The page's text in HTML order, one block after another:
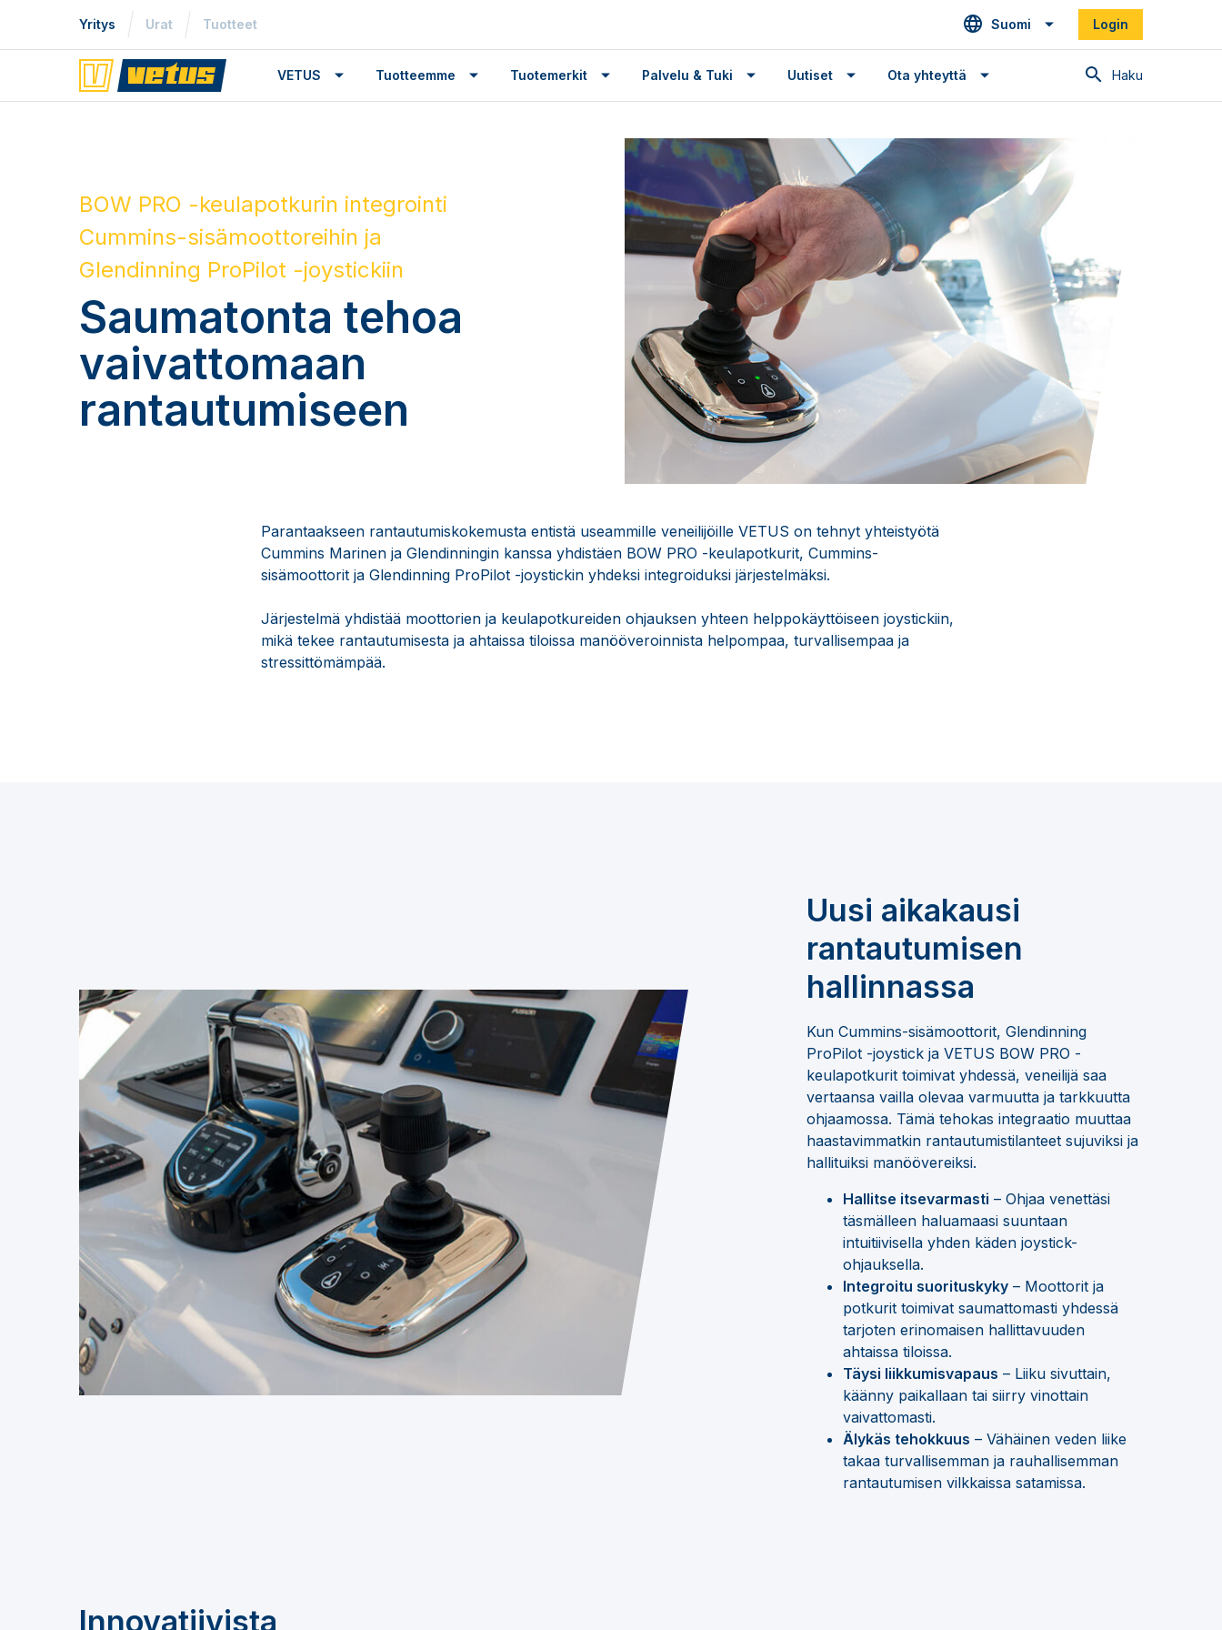
Yritys Urat Tuotteet Suomi Login
Haku
VETUS Tuotteemme Tuotemerkit Palvelu & Tuki Uutiset Ota yhteyttä
BOW PRO -keulapotkurin integrointi
Cummins-sisämoottoreihin ja
Glendinning ProPilot -joystickiin
Saumatonta tehoa
vaivattomaan
rantautumiseen
Parantaakseen rantautumiskokemusta entistä useammille veneilijöille VETUS on tehnyt yhteistyötä
Cummins Marinen ja Glendinningin kanssa yhdistäen BOW PRO -keulapotkurit, Cummins-
sisämoottorit ja Glendinning ProPilot -joystickin yhdeksi integroiduksi järjestelmäksi.
Järjestelmä yhdistää moottorien ja keulapotkureiden ohjauksen yhteen helppokäyttöiseen joystickiin,
mikä tekee rantautumisesta ja ahtaissa tiloissa manööveroinnista helpompaa, turvallisempaa ja
stressittömämpää.
Uusi aikakausi
rantautumisen
hallinnassa
Kun Cummins-sisämoottorit, Glendinning
ProPilot -joystick ja VETUS BOW PRO -
keulapotkurit toimivat yhdessä, veneilijä saa
vertaansa vailla olevaa varmuutta ja tarkkuutta
ohjaamossa. Tämä tehokas integraatio muuttaa
haastavimmatkin rantautumistilanteet sujuviksi ja
hallituiksi manöövereiksi.
Hallitse itsevarmasti – Ohjaa venettäsi
täsmälleen haluamaasi suuntaan
intuitiivisella yhden käden joystick-
ohjauksella.
Integroitu suorituskyky – Moottorit ja
potkurit toimivat saumattomasti yhdessä
tarjoten erinomaisen hallittavuuden
ahtaissa tiloissa.
Täysi liikkumisvapaus – Liiku sivuttain,
käänny paikallaan tai siirry vinottain
vaivattomasti.
Älykäs tehokkuus – Vähäinen veden liike
takaa turvallisemman ja rauhallisemman
rantautumisen vilkkaissa satamissa.
Innovatiivista